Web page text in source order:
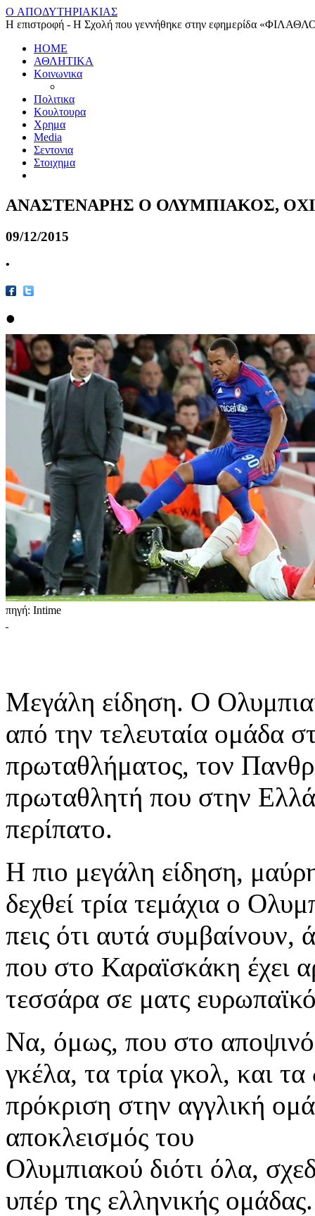
O ΑΠΟΔΥΤΗΡΙΑΚΙΑΣ
Η επιστροφή - Η Σχολή που γεννήθηκε στην εφημερίδα
HOME
ΑΘΛΗΤΙΚΑ
Κοινωνικα
Πολιτικα
Κουλτουρα
Χρημα
Media
Σεντονια
Στοιχημα
ΑΝΑΣΤΕΝΑΡΗΣ Ο ΟΛΥΜΠΙΑΚΟΣ,
09/12/2015
•
•
πηγή: Intime
Μεγάλη είδηση. Ο
από την τελευταία ομάδα
πρωταθλήματος, τον
πρωταθλητή που στην
περίπατο.
Η πιο μεγάλη είδηση,
δεχθεί τρία τεμάχια ο
πεις ότι αυτά
που στο Καραϊσκάκη έχει
τεσσάρα σε ματς
Να, όμως, που στο αποψινό
γκέλα, τα τρία γκολ, και
πρόκριση στην αγγλική
αποκλεισμός του
Ολυμπιακού διότι όλα,
υπέρ της ελληνικής ομάδας.